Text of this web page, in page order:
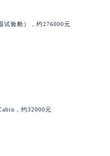
试验舱），约276000元
，约32000元